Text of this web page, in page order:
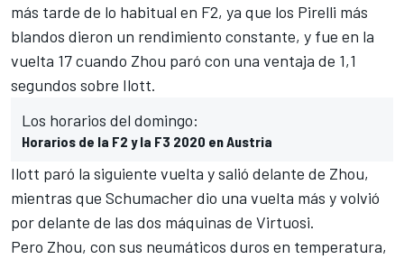
más tarde de lo habitual en F2, ya que los Pirelli más
blandos dieron un rendimiento constante, y fue en la
vuelta 17 cuando Zhou paró con una ventaja de 1,1
segundos sobre Ilott.
Los horarios del domingo:
Horarios de la F2 y la F3 2020 en Austria
Ilott paró la siguiente vuelta y salió delante de Zhou,
mientras que Schumacher dio una vuelta más y volvió
por delante de las dos máquinas de Virtuosi.
Pero Zhou, con sus neumáticos duros en temperatura,